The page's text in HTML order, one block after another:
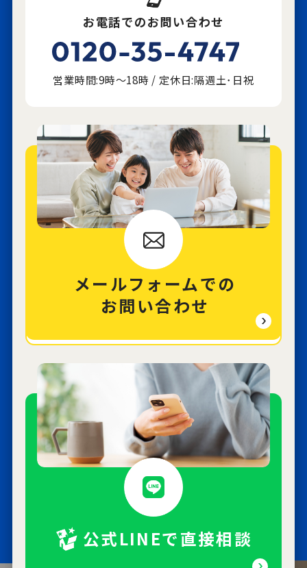
お電話でのお問い合わせ
営業時間:9時～18時 / 定休日:隔週土･日祝
メールフォームでの
お問い合わせ
公式LINEで直接相談